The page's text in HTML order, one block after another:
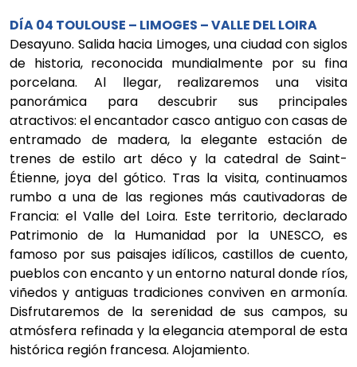
DÍA 04 TOULOUSE – LIMOGES – VALLE DEL LOIRA
Desayuno. Salida hacia Limoges, una ciudad con siglos
de historia, reconocida mundialmente por su fina
porcelana. Al llegar, realizaremos una visita
panorámica para descubrir sus principales
atractivos: el encantador casco antiguo con casas de
entramado de madera, la elegante estación de
trenes de estilo art déco y la catedral de Saint-
Étienne, joya del gótico. Tras la visita, continuamos
rumbo a una de las regiones más cautivadoras de
Francia: el Valle del Loira. Este territorio, declarado
Patrimonio de la Humanidad por la UNESCO, es
famoso por sus paisajes idílicos, castillos de cuento,
pueblos con encanto y un entorno natural donde ríos,
viñedos y antiguas tradiciones conviven en armonía.
Disfrutaremos de la serenidad de sus campos, su
atmósfera refinada y la elegancia atemporal de esta
histórica región francesa. Alojamiento.